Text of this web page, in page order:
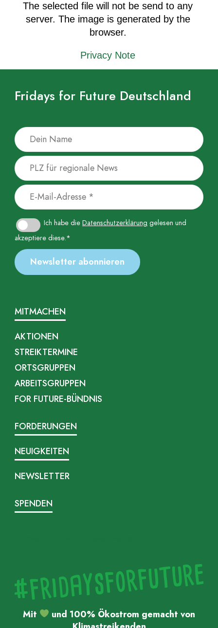
The selected file will not be send to any
server. The image is generated by the
browser.
Privacy Note
Fridays for Future Deutschland
Ich habe die Datenschutzerklärung gelesen und
akzeptiere diese.*
MITMACHEN
AKTIONEN
STREIKTERMINE
ORTSGRUPPEN
ARBEITSGRUPPEN
FOR FUTURE-BÜNDNIS
FORDERUNGEN
NEUIGKEITEN
NEWSLETTER
SPENDEN
Mit
und 100% Ökostrom gemacht von